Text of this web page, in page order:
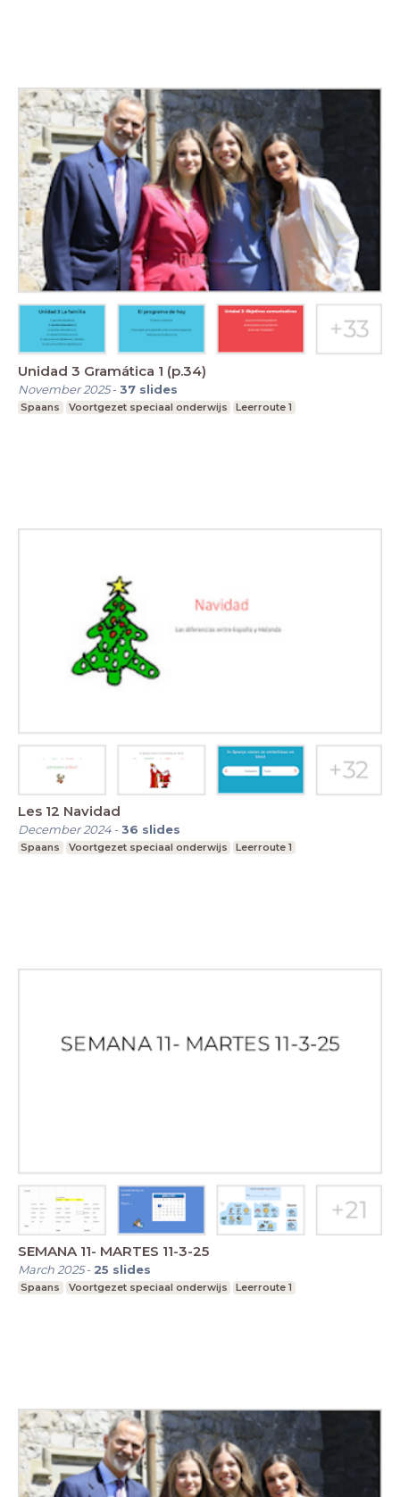
Unidad 3 Gramática 1 (p.34)
November 2025-37 slides
Spaans Voortgezet speciaal onderwijs Leerroute 1
Les 12 Navidad
December 2024-36 slides
Spaans Voortgezet speciaal onderwijs Leerroute 1
SEMANA 11- MARTES 11-3-25
March 2025- 25 slides
Spaans Voortgezet speciaal onderwijs Leerroute 1